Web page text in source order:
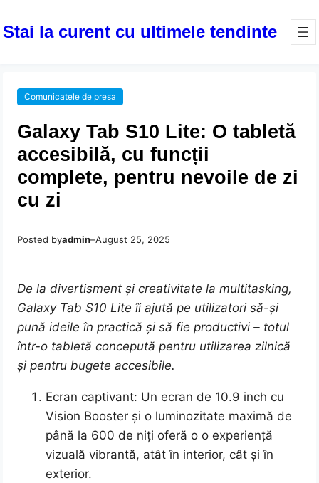
Stai la curent cu ultimele tendinte
Comunicatele de presa
Galaxy Tab S10 Lite: O tabletă
accesibilă, cu funcții
complete, pentru nevoile de zi
cu zi
Posted byadmin–August 25, 2025
De la divertisment și creativitate la multitasking,
Galaxy Tab S10 Lite îi ajută pe utilizatori să-și
pună ideile în practică și să fie productivi – totul
într-o tabletă concepută pentru utilizarea zilnică
și pentru bugete accesibile.
Ecran captivant: Un ecran de 10.9 inch cu
Vision Booster și o luminozitate maximă de
până la 600 de niți oferă o o experiență
vizuală vibrantă, atât în interior, cât și în
exterior.